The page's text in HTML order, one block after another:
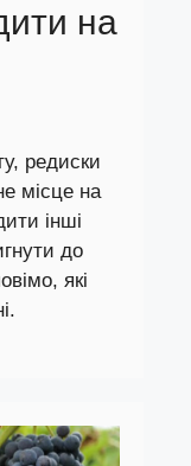
на
редиски
місце на
інші
до
які